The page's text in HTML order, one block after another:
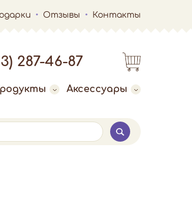
Отзывы Контакты
287-46-87
Аксессуары